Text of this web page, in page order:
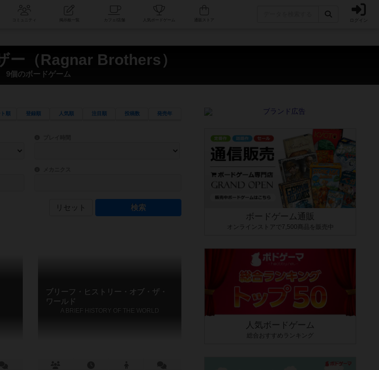
コミュニティ 人気ボードゲーム ログイン
ー（Ragnar Brothers）
9個のボードゲーム
ト順 登録順 人気順 注目順 投稿数 発売年
目安となる所要時間を指定することができます。マニュアルを読む時間や参加者へのルール説明時間は含まれていないため、初めて
定することができます。直感的にゲームシステムを理解できるよう、中世ファンタジー・クッキング・海賊同士の対決など、ゲームコンセプトを絞
ゲーム性を構成するコアシステムです。主にボードゲームに慣れている方向けの絞込機能です。例えば「ダイスロール」はランダ
リセット
ブリーフ・ヒストリー・オブ・ザ・
ワールド
A BRIEF HISTORY OF THE WORLD
ボードゲーム通販
オンラインストアで7,500商品を販売中
人気ボードゲーム
総合おすすめランキング